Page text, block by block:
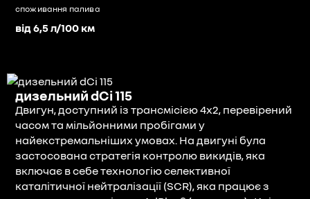
споживання палива
від 6,5 л/100 км
дизельний dCi 115
Двигун, доступний із трансмісією 4x2, перевірений
часом та мільйонними пробігами у
найекстремальніших умовах. На двигуні була
застосована стратегія контролю викидів, яка
включає в себе технологію селективної
каталітичної нейтралізації (SCR), яка працює з